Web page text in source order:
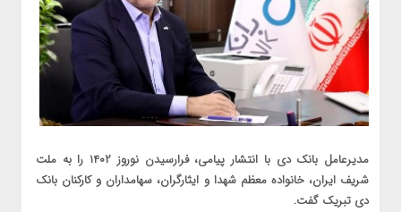
مدیرعامل بانک دی با انتشار پیامی، فرارسیدن نوروز ۱۴۰۲ را به ملت
شریف ایران، خانواده معظم شهدا و ایثارگران، سهامداران و کارکنان بانک
دی تبریک گفت.